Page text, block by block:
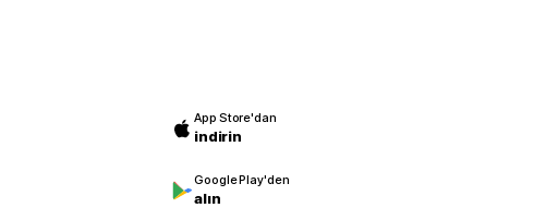
App Store'dan
indirin
Google Play'den
alın